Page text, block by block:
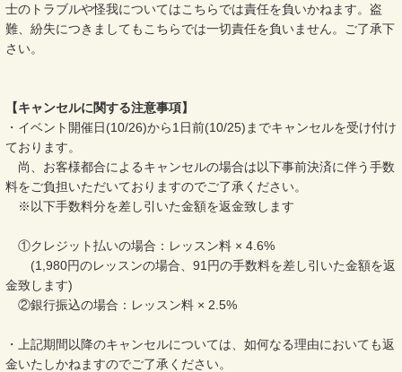
士のトラブルや怪我についてはこちらでは責任を負いかねます。盗
難、紛失につきましてもこちらでは一切責任を負いません。ご了承下
さい。
【キャンセルに関する注意事項】
・イベント開催日(10/26)から1日前(10/25)までキャンセルを受け付け
ております。
尚、お客様都合によるキャンセルの場合は以下事前決済に伴う手数
料をご負担いただいておりますのでご了承ください。
※以下手数料分を差し引いた金額を返金致します
①クレジット払いの場合：レッスン料 × 4.6%
(1,980円のレッスンの場合、91円の手数料を差し引いた金額を返
金致します)
②銀行振込の場合：レッスン料 × 2.5%
・上記期間以降のキャンセルについては、如何なる理由においても返
金いたしかねますのでご了承ください。